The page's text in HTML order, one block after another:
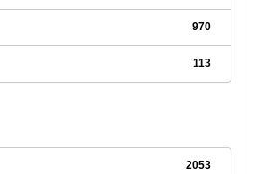
970
113
2053